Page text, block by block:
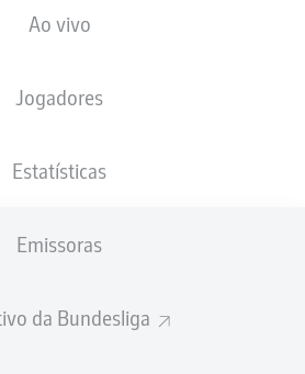
Ao vivo
Jogadores
Estatísticas
Emissoras
da Bundesliga